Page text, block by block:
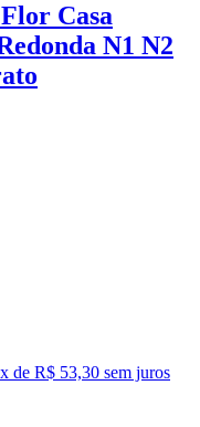
Casa
N1 N2
x de R$ 53,30 sem juros